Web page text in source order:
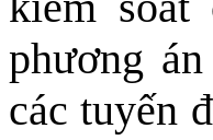
phương
các tuyến